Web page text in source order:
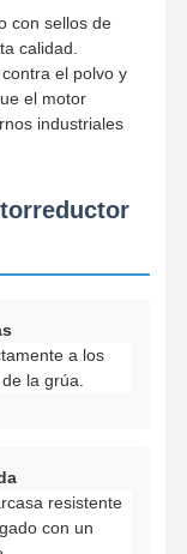
con sellos de
calidad.
el polvo y
el motor
industriales
a los
la grúa.
resistente
con un